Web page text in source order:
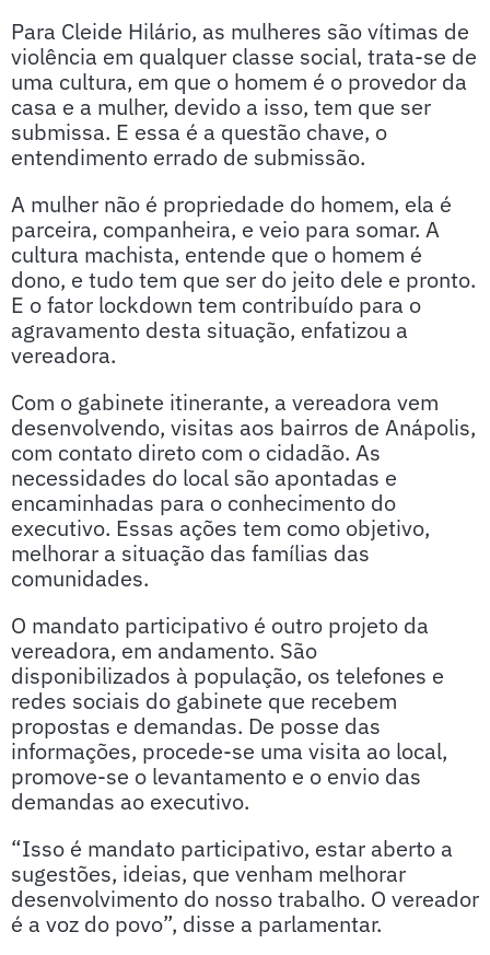
Para Cleide Hilário, as mulheres são vítimas de
violência em qualquer classe social, trata-se de
uma cultura, em que o homem é o provedor da
casa e a mulher, devido a isso, tem que ser
submissa. E essa é a questão chave, o
entendimento errado de submissão.
A mulher não é propriedade do homem, ela é
parceira, companheira, e veio para somar. A
cultura machista, entende que o homem é
dono, e tudo tem que ser do jeito dele e pronto.
E o fator lockdown tem contribuído para o
agravamento desta situação, enfatizou a
vereadora.
Com o gabinete itinerante, a vereadora vem
desenvolvendo, visitas aos bairros de Anápolis,
com contato direto com o cidadão. As
necessidades do local são apontadas e
encaminhadas para o conhecimento do
executivo. Essas ações tem como objetivo,
melhorar a situação das famílias das
comunidades.
O mandato participativo é outro projeto da
vereadora, em andamento. São
disponibilizados à população, os telefones e
redes sociais do gabinete que recebem
propostas e demandas. De posse das
informações, procede-se uma visita ao local,
promove-se o levantamento e o envio das
demandas ao executivo.
“Isso é mandato participativo, estar aberto a
sugestões, ideias, que venham melhorar
desenvolvimento do nosso trabalho. O vereador
é a voz do povo”, disse a parlamentar.